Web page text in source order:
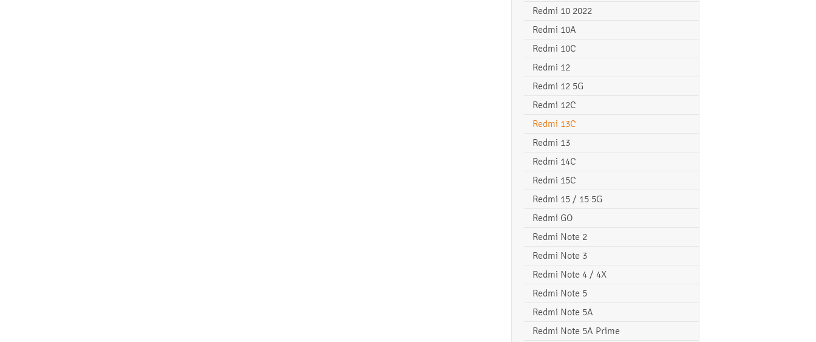
Redmi 10 2022
Redmi 10A
Redmi 10C
Redmi 12
Redmi 12 5G
Redmi 12C
Redmi 13C
Redmi 13
Redmi 14C
Redmi 15C
Redmi 15 / 15 5G
Redmi GO
Redmi Note 2
Redmi Note 3
Redmi Note 4 / 4X
Redmi Note 5
Redmi Note 5A
Redmi Note 5A Prime